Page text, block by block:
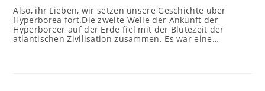
Also, ihr Lieben, wir setzen unsere Geschichte über
Hyperborea fort.Die zweite Welle der Ankunft der
Hyperboreer auf der Erde fiel mit der Blütezeit der
atlantischen Zivilisation zusammen. Es war eine…